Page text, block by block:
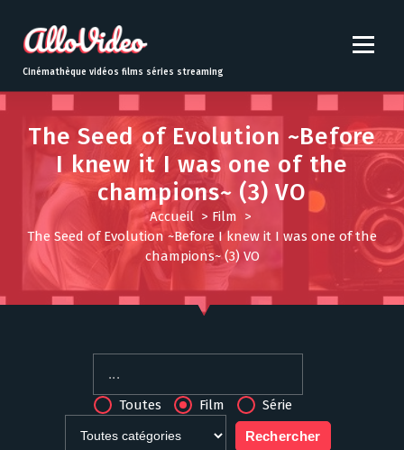
t
o
Cinémathèque vidéos films séries streaming
The Seed of Evolution ~Before
I knew it I was one of the
champions~ (3) VO
Accueil> Film >
The Seed of Evolution ~Before I knew it I was one of the
champions~ (3) VO
Toutes Film Série